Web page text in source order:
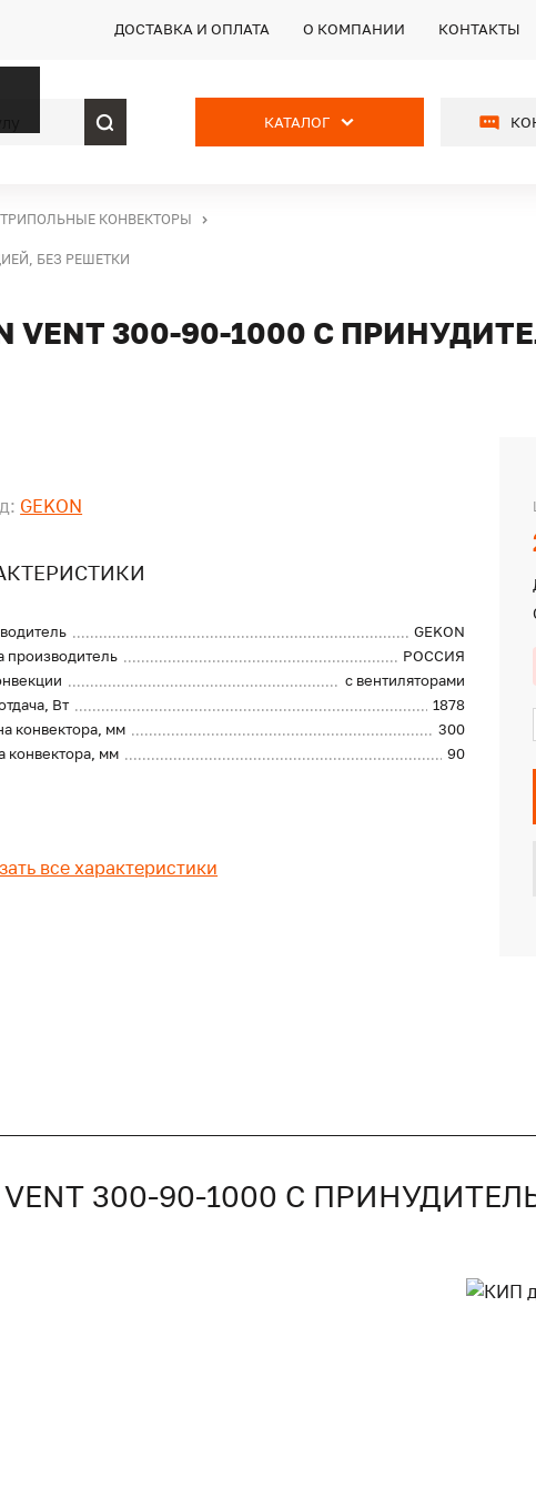
ДОСТАВКА И ОПЛАТА О КОМПАНИИ КОНТАКТЫ
КАТАЛОГ
КОНВЕКТОРЫ
БЕЗ РЕШЕТКИ
300-90-1000 С
GEKON
GEKON
производитель
РОССИЯ
с вентиляторами
Вт
1878
конвектора, мм
300
конвектора, мм
90
все характеристики
300-90-1000 С